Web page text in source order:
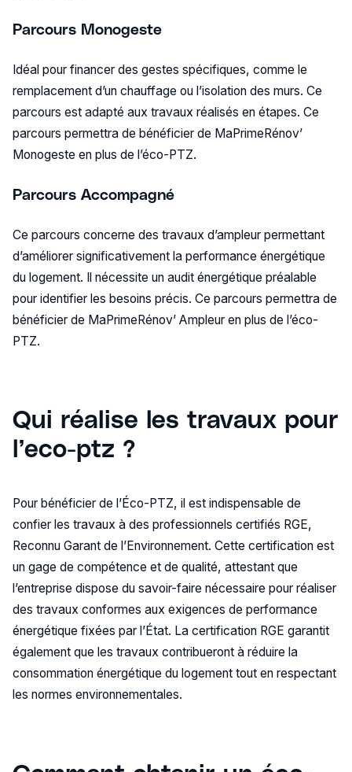
Parcours Monogeste
Idéal pour financer des gestes spécifiques, comme le
remplacement d’un chauffage ou l’isolation des murs. Ce
parcours est adapté aux travaux réalisés en étapes. Ce
parcours permettra de bénéficier de MaPrimeRénov’
Monogeste en plus de l’éco-PTZ.
Parcours Accompagné
Ce parcours concerne des travaux d’ampleur permettant
d’améliorer significativement la performance énergétique
du logement. Il nécessite un audit énergétique préalable
pour identifier les besoins précis. Ce parcours permettra de
bénéficier de MaPrimeRénov’ Ampleur en plus de l’éco-
PTZ.
Qui réalise les travaux pour
l’eco-ptz ?
Pour bénéficier de l’Éco-PTZ, il est indispensable de
confier les travaux à des professionnels certifiés RGE,
Reconnu Garant de l’Environnement. Cette certification est
un gage de compétence et de qualité, attestant que
l’entreprise dispose du savoir-faire nécessaire pour réaliser
des travaux conformes aux exigences de performance
énergétique fixées par l’État. La certification RGE garantit
également que les travaux contribueront à réduire la
consommation énergétique du logement tout en respectant
les normes environnementales.